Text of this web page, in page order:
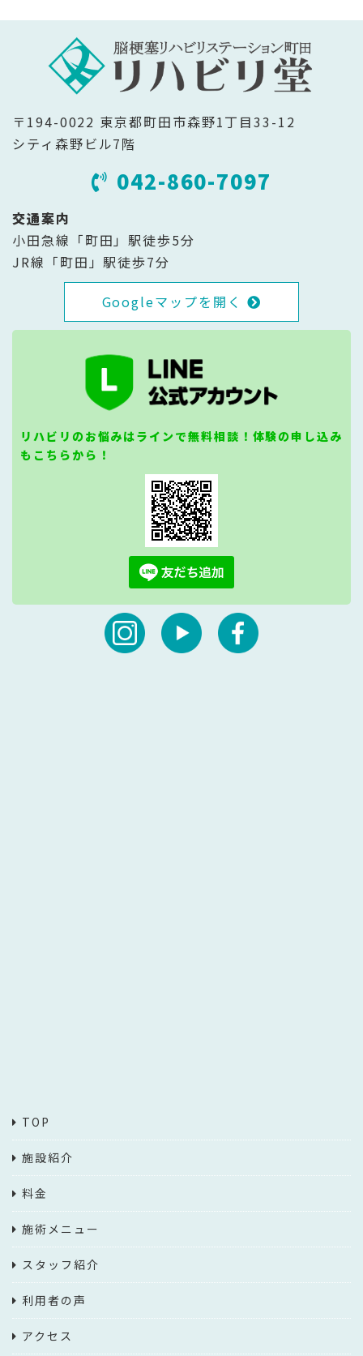
〒194-0022 東京都町田市森野1丁目33-12
シティ森野ビル7階
042-860-7097
交通案内
小田急線「町田」駅徒歩5分
JR線「町田」駅徒歩7分
Googleマップを開く
リハビリのお悩みはラインで無料相談！体験の申し込み
もこちらから！
TOP
施設紹介
料金
施術メニュー
スタッフ紹介
利用者の声
アクセス